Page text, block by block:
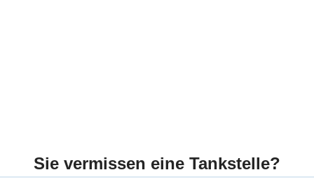
Sie vermissen eine Tankstelle?